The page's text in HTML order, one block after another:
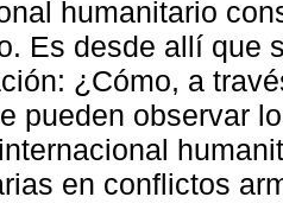
humanitario
Es desde allí que
¿Cómo, a
pueden observar
en conflictos